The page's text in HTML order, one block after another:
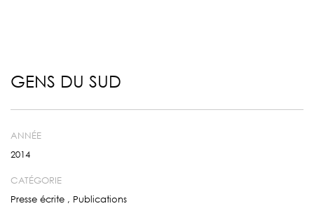
GENS DU SUD
ANNÉE
2014
CATÉGORIE
Presse écrite , Publications